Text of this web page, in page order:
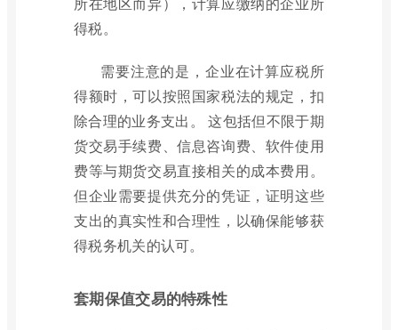
得税。
需要注意的是，企业在计算应税所
得额时，可以按照国家税法的规定，扣
除合理的业务支出。 这包括但不限于期
货交易手续费、信息咨询费、软件使用
费等与期货交易直接相关的成本费用。
但企业需要提供充分的凭证，证明这些
支出的真实性和合理性，以确保能够获
得税务机关的认可。
套期保值交易的特殊性